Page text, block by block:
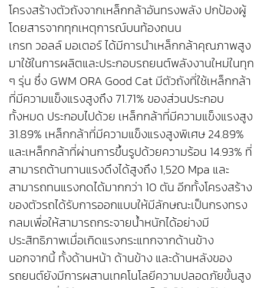
โครงสร้างตัวถังจากเหล็กกล้าอันทรงพลัง ปกป้องผู้
โดยสารจากทุกเหตุการณ์บนท้องถนน
เกรท วอลล์ มอเตอร์ ได้มีการนำเหล็กกล้าคุณภาพสูง
มาใช้ในการผลิตและประกอบรถยนต์พลังงานใหม่ในทุก
ๆ รุ่น ซึ่ง GWM ORA Good Cat มีตัวถังที่ใช้เหล็กกล้า
ที่มีความแข็งแรงสูงถึง 71.71% ของส่วนประกอบ
ทั้งหมด ประกอบไปด้วย เหล็กกล้าที่มีความแข็งแรงสูง
31.89% เหล็กกล้าที่มีความแข็งแรงสูงพิเศษ 24.89%
และเหล็กกล้าที่ผ่านการขึ้นรูปด้วยความร้อน 14.93% ที่
สามารถต้านทานแรงดึงได้สูงถึง 1,520 Mpa และ
สามารถทนแรงกดได้มากกว่า 10 ตัน อีกทั้งโครงสร้าง
ของตัวรถได้รับการออกแบบให้มีลักษณะเป็นกรงทรง
กลมเพื่อให้สามารถกระจายน้ำหนักได้อย่างมี
ประสิทธิภาพเมื่อเกิดแรงกระแทกจากด้านข้าง
นอกจากนี้ ทั้งด้านหน้า ด้านข้าง และด้านหลังของ
รถยนต์ยังมีการผสานเทคโนโลยีความปลอดภัยขั้นสูง